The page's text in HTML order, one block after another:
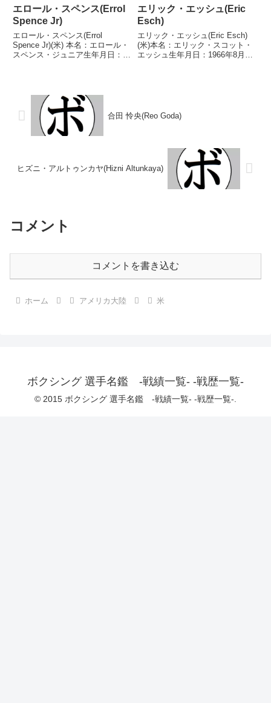
エロール・スペンス(Errol
Spence Jr)
エロール・スペンス(Errol
Spence Jr)(米) 本名：エロール・
スペンス・ジュニア生年月日：
ター級優勝(アマチュア)20...
エリック・エッシュ(Eric
Esch)
エリック・エッシュ(Eric Esch)
(米)本名：エリック・スコット・
エッシュ生年月日：1966年8月3
合田 怜央(Reo Goda)
ヒズニ・アルトゥンカヤ(Hizni Altunkaya)
コメント
コメントを書き込む
ホーム アメリカ大陸 米
ボクシング 選手名鑑 -戦績一覧- -戦歴一覧-
© 2015 ボクシング 選手名鑑 -戦績一覧- -戦歴一覧-.